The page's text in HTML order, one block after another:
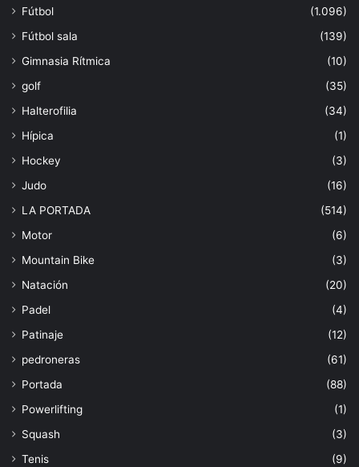
Fútbol
(1.096)
Fútbol sala
(139)
Gimnasia Rítmica
(10)
golf
(35)
Halterofilia
(34)
Hípica
(1)
Hockey
(3)
Judo
(16)
LA PORTADA
(514)
Motor
(6)
Mountain Bike
(3)
Natación
(20)
Padel
(4)
Patinaje
(12)
pedroneras
(61)
Portada
(88)
Powerlifting
(1)
Squash
(3)
Tenis
(9)